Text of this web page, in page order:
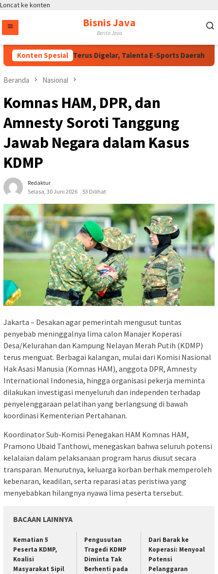
Loncat ke konten
Bisnis Java
Berita Java
Konten Spesial
Cup 2026 Terus Digelar, Talenta E-Sports Daerah Butuh
Beranda Nasional
Komnas HAM, DPR, dan
Amnesty Soroti Tanggung
Jawab Negara dalam Kasus
KDMP
Redaktur
Selasa, 30 Juni 2026
53 Dilihat
Jakarta – Desakan agar pemerintah mengusut tuntas
penyebab meninggalnya lima calon Manajer Koperasi
Desa/Kelurahan dan Kampung Nelayan Merah Putih (KDMP)
terus menguat. Berbagai kalangan, mulai dari Komisi Nasional
Hak Asasi Manusia (Komnas HAM), anggota DPR, Amnesty
International Indonesia, hingga organisasi pekerja meminta
dilakukan investigasi menyeluruh dan independen terhadap
penyelenggaraan pelatihan yang berlangsung di bawah
koordinasi Kementerian Pertahanan.
Koordinator Sub-Komisi Penegakan HAM Komnas HAM,
Pramono Ubaid Tanthowi, menegaskan bahwa seluruh potensi
kelalaian dalam pelaksanaan program harus diusut secara
transparan. Menurutnya, keluarga korban berhak memperoleh
kebenaran, keadilan, serta reparasi atas peristiwa yang
menyebabkan hilangnya nyawa lima peserta tersebut.
BACAAN LAINNYA
Kematian 5
Peserta KDMP,
Koalisi
Masyarakat Sipil
Pengusutan
Tragedi KDMP
Diminta Tak
Berhenti pada
Dari Barak ke
Koperasi: Menyoal
Potensi
Pelanggaran